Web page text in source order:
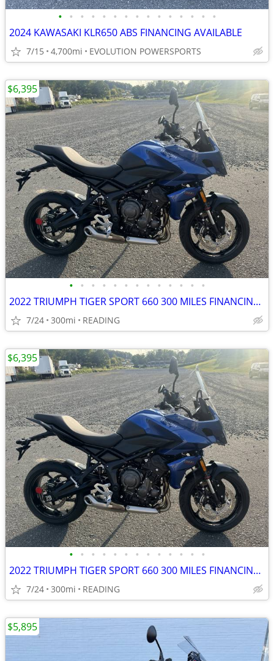
• • • • • • • • • • • • • • •
2024 KAWASAKI KLR650 ABS FINANCING AVAILABLE
7/15 4,700mi EVOLUTION POWERSPORTS
• • • • • • • • • • • • •
2022 TRIUMPH TIGER SPORT 660 300 MILES FINANCING AVAILABLE
7/24 300mi READING
$6,395
• • • • • • • • • • • • •
2022 TRIUMPH TIGER SPORT 660 300 MILES FINANCING AVAILABLE
7/24 300mi READING
$6,395
$5,895